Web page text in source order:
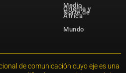
Medio
Oriente y
Norte de
África
Mundo
de comunicación cuyo eje es una